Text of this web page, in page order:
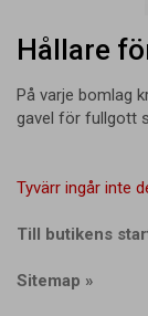
Hållare
På varje bomlag
gavel för fullgott
Tyvärr ingår inte
Till butikens
Sitemap »